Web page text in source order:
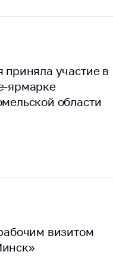
приняла участие в
ярмарке
области
визитом